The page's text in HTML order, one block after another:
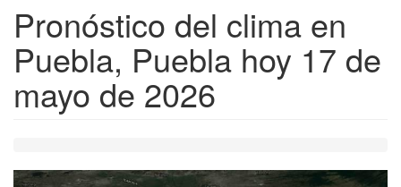
Pronóstico del clima en
Puebla, Puebla hoy 17 de
mayo de 2026